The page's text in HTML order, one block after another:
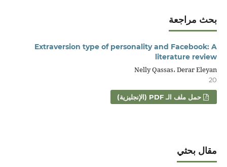
بحث مراجعة
Extraversion type of personality and Facebook: A
literature review
Nelly Qassas، Derar Eleyan
20
حمل ملف الـ PDF (الإنجليزية)
مقال بحثي